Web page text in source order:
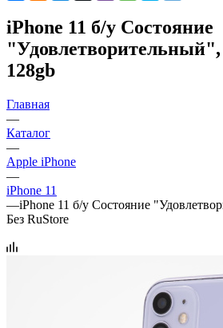
iPhone 11 б/у Состояние
128gb
Главная
—
Каталог
—
Apple iPhone
—
iPhone 11
—iPhone 11 б/у Состояние
Без RuStore